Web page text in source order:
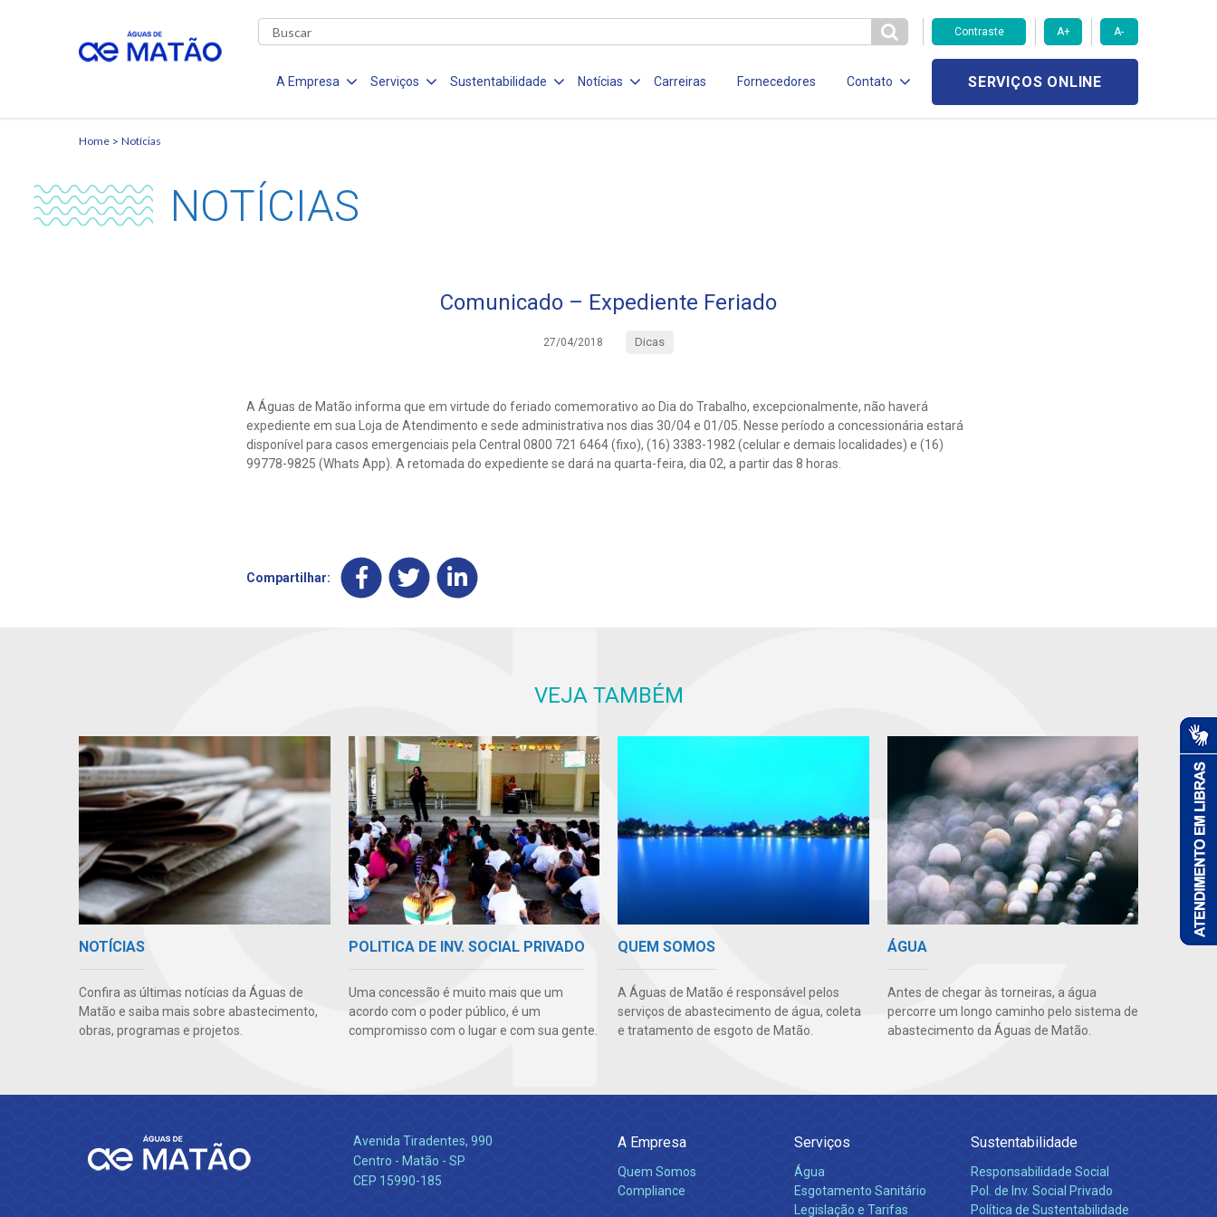
Contraste A+ A-
A Empresa Serviços Sustentabilidade Notícias Carreiras Fornecedores Contato SERVIÇOS ONLINE
Home Notícias
NOTÍCIAS
Comunicado – Expediente Feriado
27/04/2018 Dicas
A Águas de Matão informa que em virtude do feriado comemorativo ao Dia do Trabalho, excepcionalmente, não haverá
expediente em sua Loja de Atendimento e sede administrativa nos dias 30/04 e 01/05. Nesse período a concessionária estará
disponível para casos emergenciais pela Central 0800 721 6464 (fixo), (16) 3383-1982 (celular e demais localidades) e (16)
99778-9825 (Whats App). A retomada do expediente se dará na quarta-feira, dia 02, a partir das 8 horas.
Compartilhar:
VEJA TAMBÉM
NOTÍCIAS
Confira as últimas notícias da Águas de
Matão e saiba mais sobre abastecimento,
obras, programas e projetos.
POLITICA DE INV. SOCIAL PRIVADO
Uma concessão é muito mais que um
acordo com o poder público, é um
compromisso com o lugar e com sua gente.
QUEM SOMOS
A Águas de Matão é responsável pelos
serviços de abastecimento de água, coleta
e tratamento de esgoto de Matão.
ÁGUA
Antes de chegar às torneiras, a água
percorre um longo caminho pelo sistema de
abastecimento da Águas de Matão.
Avenida Tiradentes, 990
Centro - Matão - SP
CEP 15990-185
A Empresa
Quem Somos
Compliance
Serviços
Água
Esgotamento Sanitário
Legislação e Tarifas
Sustentabilidade
Responsabilidade Social
Pol. de Inv. Social Privado
Política de Sustentabilidade